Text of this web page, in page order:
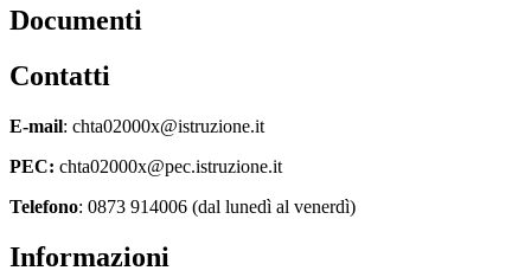
Documenti
Contatti
E-mail: chta02000x@istruzione.it
PEC: chta02000x@pec.istruzione.it
Telefono: 0873 914006 (dal lunedì al venerdì)
Informazioni